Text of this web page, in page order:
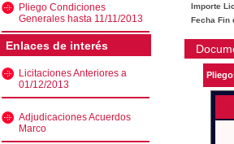
Pliego Condiciones
Generales hasta 11/11/2013
Enlaces de interés
Licitaciones Anteriores a
01/12/2013
Adjudicaciones Acuerdos
Marco
Importe
Fecha Fin